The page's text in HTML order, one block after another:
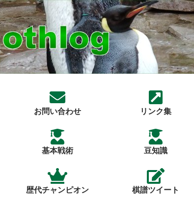
お問い合わせ リンク集
基本戦術 豆知識
歴代チャンピオン 棋譜ツイート